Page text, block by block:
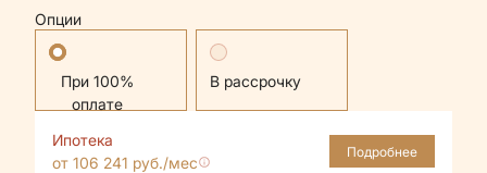
Опции
Стандартная В рассрочку
Ипотека
от 106 241 руб./мес
Подробнее